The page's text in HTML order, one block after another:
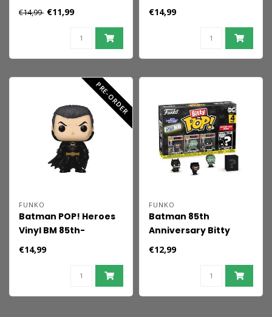
Heroes Vinyl Ras al
€14,99 €11,99
Heroes Vinyl Harley
€14,99
PRE-ORDER
FUNKO
Batman POP! Heroes
Vinyl BM 85th-
Batman(UN) 9 cm
€14,99
FUNKO
Batman 85th
Anniversary Bitty
POP! Vinyl Figure 4-
€12,99